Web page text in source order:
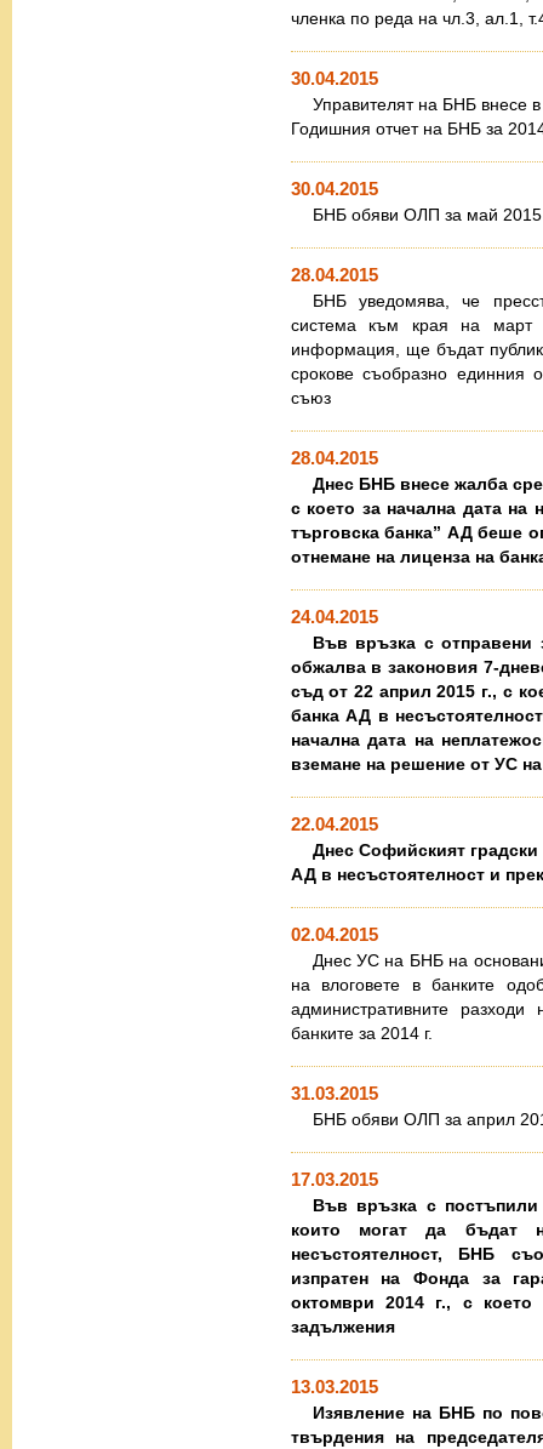
членка по реда на чл.3, ал.1,
30.04.2015
Управителят на БНБ внесе
Годишния отчет на БНБ за
30.04.2015
БНБ обяви ОЛП за май 2015
28.04.2015
БНБ уведомява, че
система към края на март
информация, ще бъдат
срокове съобразно единния
съюз
28.04.2015
Днес БНБ внесе жалба
с което за начална дата на
търговска банка” АД беше
отнемане на лиценза на
24.04.2015
Във връзка с
обжалва в законовия 7-
съд от 22 април 2015 г., с
банка АД в
начална дата на
вземане на решение от УС
22.04.2015
Днес Софийският
АД в несъстоятелност и
02.04.2015
Днес УС на БНБ на
на влоговете в банките
административните
банките за 2014 г.
31.03.2015
БНБ обяви ОЛП за април
17.03.2015
Във връзка с постъпили
които могат да бъдат
несъстоятелност, БНБ
изпратен на Фонда за
октомври 2014 г., с което
задължения
13.03.2015
Изявление на БНБ по
твърдения на